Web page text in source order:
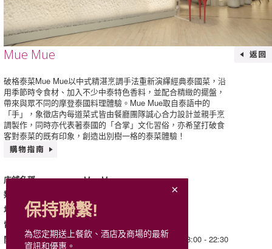
Mue Mue
破格泰菜Mue Mue以中式精湛烹調手法重新演繹經典泰國菜，沿
用季節時令食材、加入不少中泰特色香料，並配合精緻的擺盤，
帶來與眾不同的摩登泰國料理體驗。Mue Mue取自泰語中的
「手」，象徵店內每道菜式皆由餐廳團隊誠心合力設計並親手烹
調製作，同時亦代表著泰國的「合掌」文化習俗，亦希望打破食
客對泰菜的既有印象，創造出別樹一格的泰菜體驗！
店鋪名稱 Mue Mue
類別
地址 302, L3, Mira Place 1
電話
開放時間 星期一至日: 12:00 - 15:00；18:00 - 22:30
保持聯繫!
為您定期送上餐飲、酒店及商場的最新
資訊和優惠。